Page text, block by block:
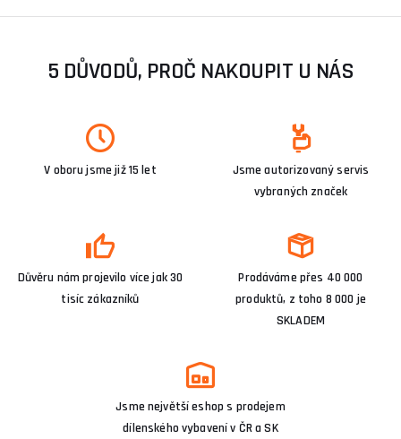
5 DŮVODŮ, PROČ NAKOUPIT U NÁS
V oboru jsme již 15 let
Jsme autorizovaný servis
vybraných značek
Důvěru nám projevilo více jak 30
tisíc zákazníků
Prodáváme přes 40 000
produktů, z toho 8 000 je
SKLADEM
Jsme největší eshop s prodejem
dílenského vybavení v ČR a SK